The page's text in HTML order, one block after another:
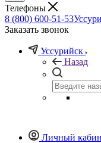
Телефоны
8 (800) 600-51-53
Заказать звонок
Уссурийск
Назад
Личный